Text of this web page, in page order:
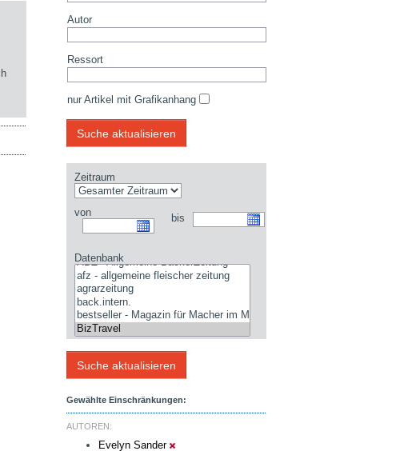
Autor
Ressort
nur Artikel mit Grafikanhang
Zeitraum
von bis
Datenbank
Gewählte Einschränkungen:
AUTOREN:
Evelyn Sander